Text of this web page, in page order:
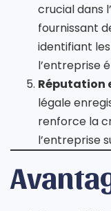
crucial dans
fournissant
identifiant
l’entreprise
Réputation
légale
renforce la
l’entreprise